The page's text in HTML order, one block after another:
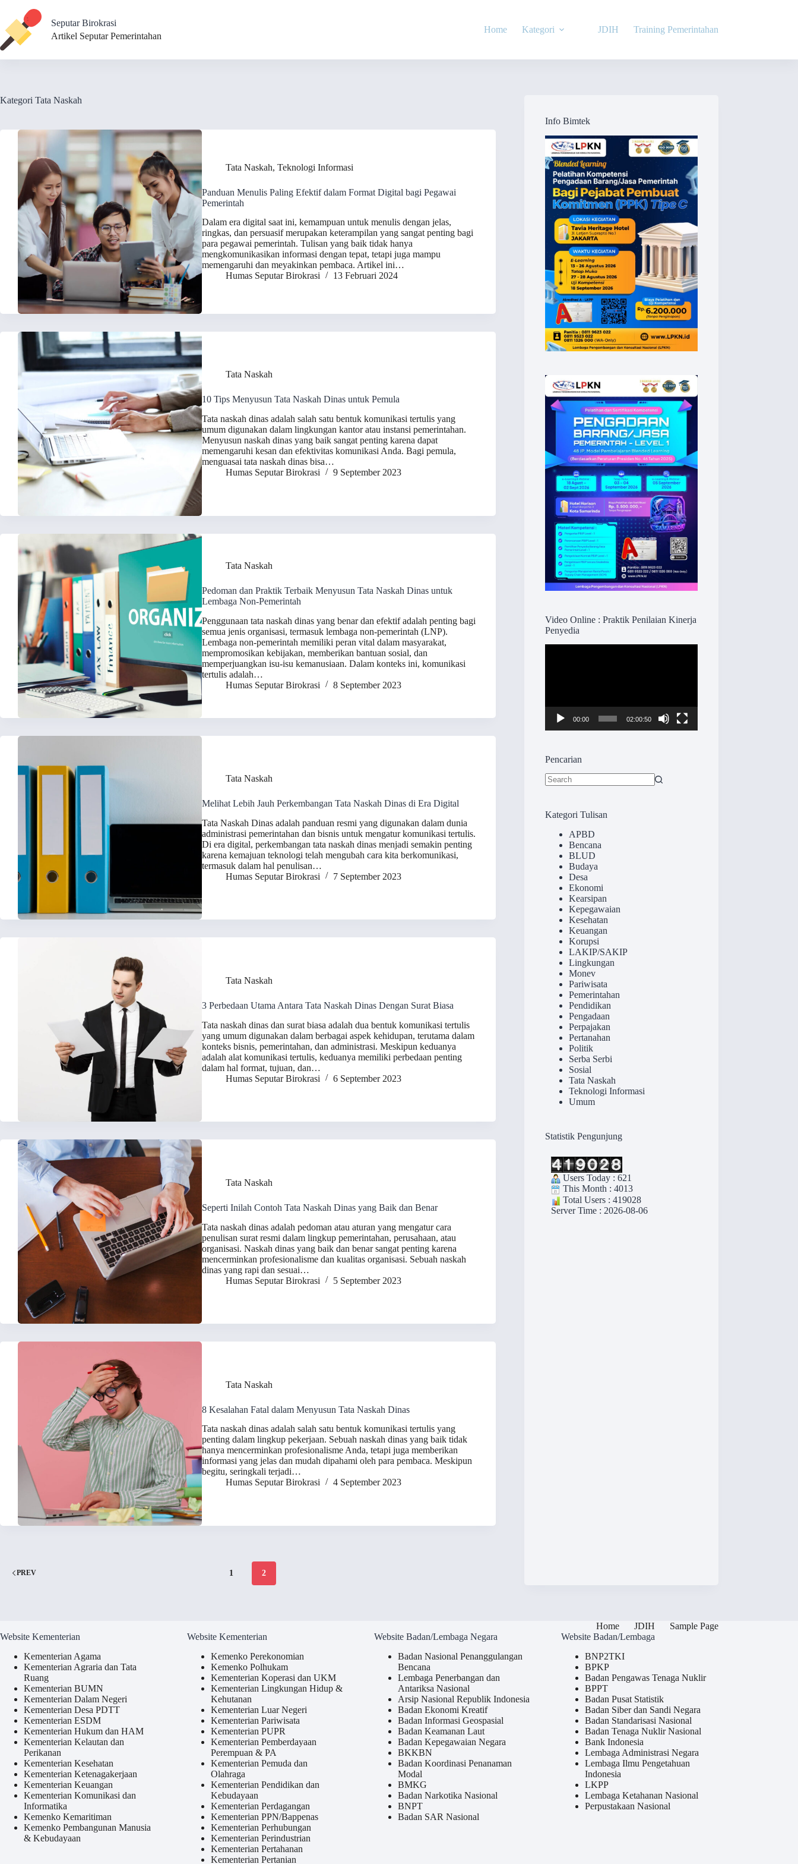
content
Seputar Birokrasi
Artikel Seputar Pemerintahan
Home Kategori JDIH Training Pemerintahan
Kategori Tata Naskah
Tata Naskah, Teknologi Informasi
Panduan Menulis Paling Efektif dalam Format Digital bagi Pegawai
Pemerintah
Dalam era digital saat ini, kemampuan untuk menulis dengan jelas,
ringkas, dan persuasif merupakan keterampilan yang sangat penting bagi
para pegawai pemerintah. Tulisan yang baik tidak hanya
mengkomunikasikan informasi dengan tepat, tetapi juga mampu
memengaruhi dan meyakinkan pembaca. Artikel ini…
Humas Seputar Birokrasi
13 Februari 2024
Tata Naskah
10 Tips Menyusun Tata Naskah Dinas untuk Pemula
Tata naskah dinas adalah salah satu bentuk komunikasi tertulis yang
umum digunakan dalam lingkungan kantor atau instansi pemerintahan.
Menyusun naskah dinas yang baik sangat penting karena dapat
memengaruhi kesan dan efektivitas komunikasi Anda. Bagi pemula,
menguasai tata naskah dinas bisa…
Humas Seputar Birokrasi
9 September 2023
Tata Naskah
Pedoman dan Praktik Terbaik Menyusun Tata Naskah Dinas untuk
Lembaga Non-Pemerintah
Penggunaan tata naskah dinas yang benar dan efektif adalah penting bagi
semua jenis organisasi, termasuk lembaga non-pemerintah (LNP).
Lembaga non-pemerintah memiliki peran vital dalam masyarakat,
mempromosikan kebijakan, memberikan bantuan sosial, dan
memperjuangkan isu-isu kemanusiaan. Dalam konteks ini, komunikasi
tertulis adalah…
Humas Seputar Birokrasi
8 September 2023
Tata Naskah
Melihat Lebih Jauh Perkembangan Tata Naskah Dinas di Era Digital
Tata Naskah Dinas adalah panduan resmi yang digunakan dalam dunia
administrasi pemerintahan dan bisnis untuk mengatur komunikasi tertulis.
Di era digital, perkembangan tata naskah dinas menjadi semakin penting
karena kemajuan teknologi telah mengubah cara kita berkomunikasi,
termasuk dalam hal penulisan…
Humas Seputar Birokrasi
7 September 2023
Tata Naskah
3 Perbedaan Utama Antara Tata Naskah Dinas Dengan Surat Biasa
Tata naskah dinas dan surat biasa adalah dua bentuk komunikasi tertulis
yang umum digunakan dalam berbagai aspek kehidupan, terutama dalam
konteks bisnis, pemerintahan, dan administrasi. Meskipun keduanya
adalah alat komunikasi tertulis, keduanya memiliki perbedaan penting
dalam hal format, tujuan, dan…
Humas Seputar Birokrasi
6 September 2023
Tata Naskah
Seperti Inilah Contoh Tata Naskah Dinas yang Baik dan Benar
Tata naskah dinas adalah pedoman atau aturan yang mengatur cara
penulisan surat resmi dalam lingkup pemerintahan, perusahaan, atau
organisasi. Naskah dinas yang baik dan benar sangat penting karena
mencerminkan profesionalisme dan kualitas organisasi. Sebuah naskah
dinas yang rapi dan sesuai…
Humas Seputar Birokrasi
5 September 2023
Tata Naskah
8 Kesalahan Fatal dalam Menyusun Tata Naskah Dinas
Tata naskah dinas adalah salah satu bentuk komunikasi tertulis yang
penting dalam lingkup pekerjaan. Sebuah naskah dinas yang baik tidak
hanya mencerminkan profesionalisme Anda, tetapi juga memberikan
informasi yang jelas dan mudah dipahami oleh para pembaca. Meskipun
begitu, seringkali terjadi…
Humas Seputar Birokrasi
4 September 2023
PREV 1 2
Info Bimtek
Video Online : Praktik Penilaian Kinerja
Penyedia
00:00 02:00:50
Pencarian
Kategori Tulisan
APBD
Bencana
BLUD
Budaya
Desa
Ekonomi
Kearsipan
Kepegawaian
Kesehatan
Keuangan
Korupsi
LAKIP/SAKIP
Lingkungan
Monev
Pariwisata
Pemerintahan
Pendidikan
Pengadaan
Perpajakan
Pertanahan
Politik
Serba Serbi
Sosial
Tata Naskah
Teknologi Informasi
Umum
Statistik Pengunjung
Users Today : 621
This Month : 4013
Total Users : 419028
Server Time : 2026-08-06
Home JDIH
Sample Page
Website Kementerian
Kementerian Agama
Kementerian Agraria dan Tata
Ruang
Kementerian BUMN
Kementerian Dalam Negeri
Kementerian Desa PDTT
Kementerian ESDM
Kementerian Hukum dan HAM
Kementerian Kelautan dan
Perikanan
Kementerian Kesehatan
Kementerian Ketenagakerjaan
Kementerian Keuangan
Kementerian Komunikasi dan
Informatika
Kemenko Kemaritiman
Kemenko Pembangunan Manusia
& Kebudayaan
Website Kementerian
Kemenko Perekonomian
Kemenko Polhukam
Kementerian Koperasi dan UKM
Kementerian Lingkungan Hidup &
Kehutanan
Kementerian Luar Negeri
Kementerian Pariwisata
Kementerian PUPR
Kementerian Pemberdayaan
Perempuan & PA
Kementerian Pemuda dan
Olahraga
Kementerian Pendidikan dan
Kebudayaan
Kementerian Perdagangan
Kementerian PPN/Bappenas
Kementerian Perhubungan
Kementerian Perindustrian
Kementerian Pertahanan
Kementerian Pertanian
Website Badan/Lembaga Negara
Badan Nasional Penanggulangan
Bencana
Lembaga Penerbangan dan
Antariksa Nasional
Arsip Nasional Republik Indonesia
Badan Ekonomi Kreatif
Badan Informasi Geospasial
Badan Keamanan Laut
Badan Kepegawaian Negara
BKKBN
Badan Koordinasi Penanaman
Modal
BMKG
Badan Narkotika Nasional
BNPT
Badan SAR Nasional
Website Badan/Lembaga
BNP2TKI
BPKP
Badan Pengawas Tenaga Nuklir
BPPT
Badan Pusat Statistik
Badan Siber dan Sandi Negara
Badan Standarisasi Nasional
Badan Tenaga Nuklir Nasional
Bank Indonesia
Lembaga Administrasi Negara
Lembaga Ilmu Pengetahuan
Indonesia
LKPP
Lembaga Ketahanan Nasional
Perpustakaan Nasional